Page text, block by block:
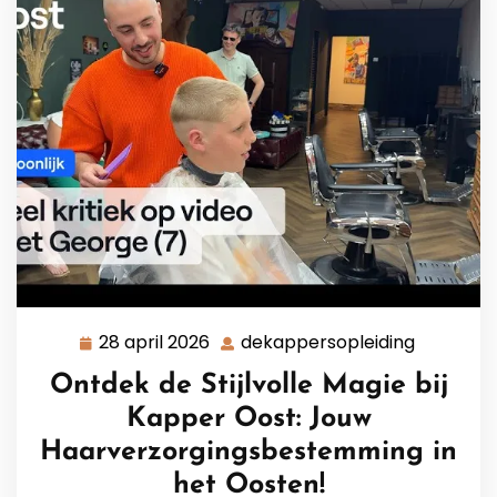
28 april 2026 28
april
2026
dekappersopleiding
Ontdek de Stijlvolle Magie bij
Kapper Oost: Jouw
Haarverzorgingsbestemming in
het Oosten!